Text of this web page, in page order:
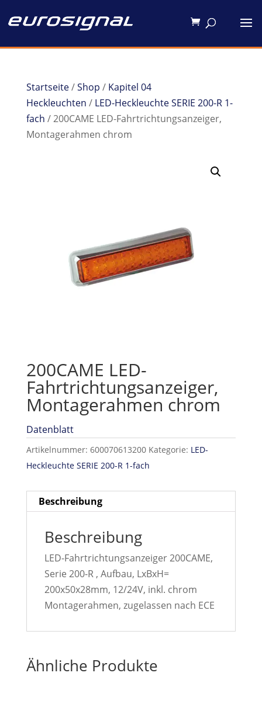
Startseite/Shop / Kapitel 04
Heckleuchten / LED-Heckleuchte SERIE 200-R 1-
fach / 200CAME LED-Fahrtrichtungsanzeiger,
Montagerahmen chrom
200CAME LED-
Fahrtrichtungsanzeiger,
Montagerahmen chrom
Datenblatt
Artikelnummer: 600070613200 Kategorie: LED-
Heckleuchte SERIE 200-R 1-fach
Beschreibung
Beschreibung
LED-Fahrtrichtungsanzeiger 200CAME,
Serie 200-R , Aufbau, LxBxH=
200x50x28mm, 12/24V, inkl. chrom
Montagerahmen, zugelassen nach ECE
Ähnliche Produkte